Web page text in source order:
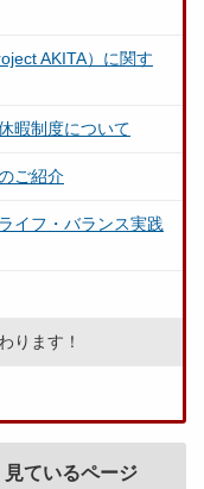
AKITA）に関す
暇制度について
ご紹介
イフ・バランス実践
ります！
ているページ